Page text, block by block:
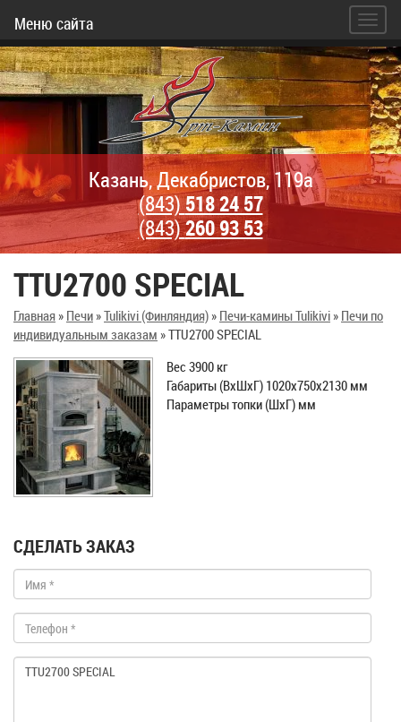
Меню сайта
Казань, Декабристов, 119а
(843)518 24 57
(843)260 93 53
TTU2700 SPECIAL
Главная» Печи»Tulikivi (Финляндия)» Печи-камины Tulikivi» Печи по
индивидуальным заказам »TTU2700 SPECIAL
Вес 3900 кг
Габариты (ВхШхГ) 1020x750x2130 мм
Параметры топки (ШхГ) мм
СДЕЛАТЬ ЗАКАЗ